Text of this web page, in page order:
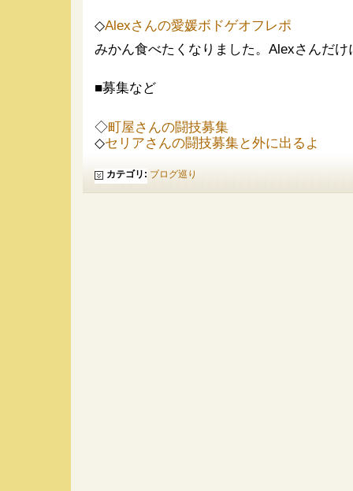
◇Alexさんの愛媛ボドゲオフレポ
みかん食べたくなりました。Alexさんだけ
■募集など
◇町屋さんの闘技募集
◇セリアさんの闘技募集と外に出るよ
カテゴリ : ブログ巡り